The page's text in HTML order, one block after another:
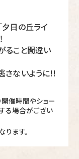
日の丘ライ
ること間違い
さないように!!
催時間やショー
る場合がござい
ます。